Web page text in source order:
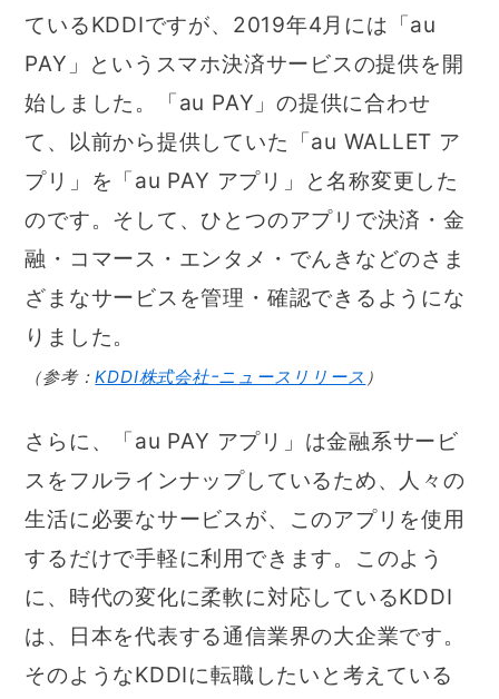
ているKDDIですが、2019年4月には「au
PAY」というスマホ決済サービスの提供を開
始しました。「au PAY」の提供に合わせ
て、以前から提供していた「au WALLET ア
プリ」を「au PAY アプリ」と名称変更した
のです。そして、ひとつのアプリで決済・金
融・コマース・エンタメ・でんきなどのさま
ざまなサービスを管理・確認できるようにな
りました。
（参考：KDDI株式会社ｰニュースリリース ）
さらに、「au PAY アプリ」は金融系サービ
スをフルラインナップしているため、人々の
生活に必要なサービスが、このアプリを使用
するだけで手軽に利用できます。このよう
に、時代の変化に柔軟に対応しているKDDI
は、日本を代表する通信業界の大企業です。
そのようなKDDIに転職したいと考えている